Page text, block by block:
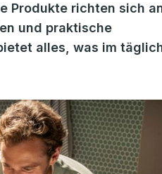
Produkte richten sich
und praktische
alles, was im